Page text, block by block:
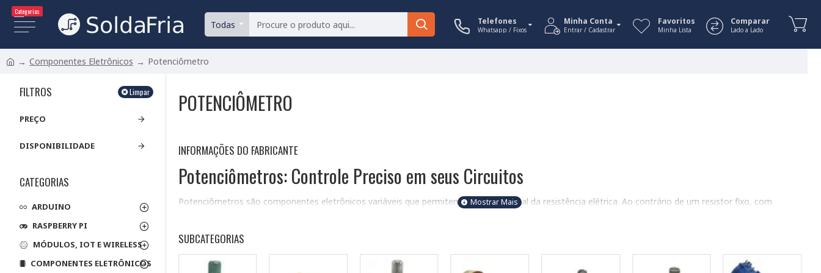
Categorias
Todas Telefones
Whatsapp / Fixos
Minha Conta
Entrar / Cadastrar
Favoritos
Minha Lista
Comparar
Lado a Lado
Componentes Eletrônicos Potenciômetro
FILTROS Limpar
PREÇO
DISPONIBILIDADE
CATEGORIAS
ARDUINO
RASPBERRY PI
MÓDULOS, IOT E WIRELESS
COMPONENTES ELETRÔNICOS
POTENCIÔMETRO
INFORMAÇÕES DO FABRICANTE
Potenciômetros: Controle Preciso em seus Circuitos
Potenciômetros são componentes eletrônicos variáveis que permitem o ajuste manual da resistência elétrica. Ao contrário de um resistor fixo, com
Tipos de Potenciômetros:
SUBCATEGORIAS